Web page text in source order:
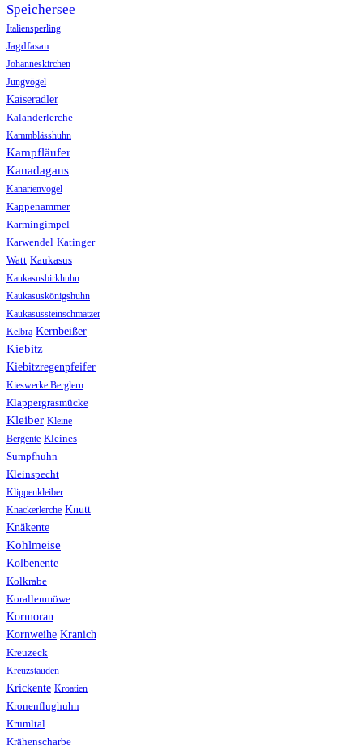
Speichersee
Italiensperling
Jagdfasan
Johanneskirchen
Jungvögel
Kaiseradler
Kalanderlerche
Kammblässhuhn
Kampfläufer
Kanadagans
Kanarienvogel
Kappenammer
Karmingimpel
Karwendel Katinger
Watt Kaukasus
Kaukasusbirkhuhn
Kaukasuskönigshuhn
Kaukasussteinschmätzer
Kelbra Kernbeißer
Kiebitz
Kiebitzregenpfeifer
Kieswerke Berglern
Klappergrasmücke
Kleiber Kleine
Bergente Kleines
Sumpfhuhn
Kleinspecht
Klippenkleiber
Knackerlerche Knutt
Knäkente
Kohlmeise
Kolbenente
Kolkrabe
Korallenmöwe
Kormoran
Kornweihe Kranich
Kreuzeck
Kreuzstauden
Krickente Kroatien
Kronenflughuhn
Krumltal
Krähenscharbe